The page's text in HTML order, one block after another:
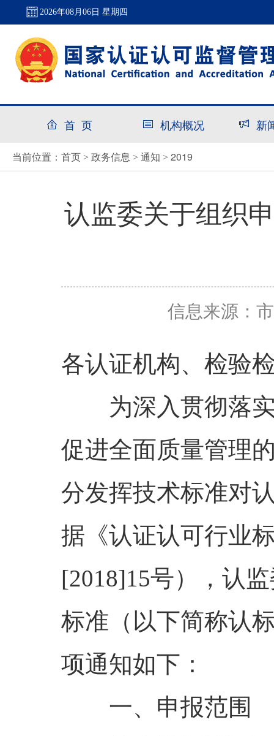
2026年08月06日 星期四
首 页 机构概况 新
当前位置： 首页 > 政务信息 > 通知 > 2019
认监委关于组织
信息来源：
各认证机构、检验
为深入贯彻落
促进全面质量管理
分发挥技术标准对
据《认证认可行业
[2018]15号），认
标准（以下简称认
项通知如下：
一、申报范围